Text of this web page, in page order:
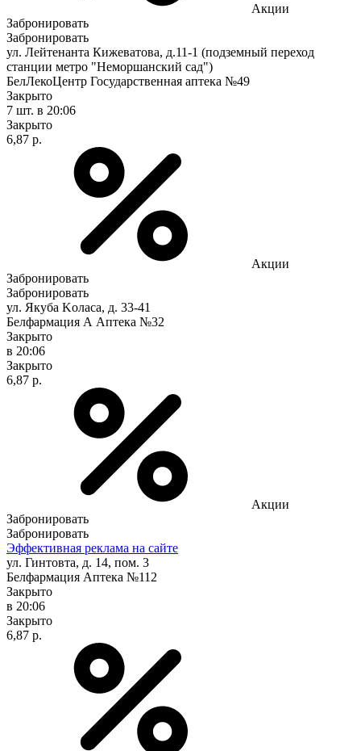
Акции
Забронировать
Забронировать
ул. Лейтенанта Кижеватова, д.11-1 (подземный переход
станции метро "Неморшанский сад")
БелЛекоЦентр Государственная аптека №49
Закрыто
7 шт. в 20:06
Закрыто
6,87 р.
Акции
Забронировать
Забронировать
ул. Якуба Koлaca, д. 33-41
Белфармация А Аптека №32
Закрыто
в 20:06
Закрыто
6,87 р.
Акции
Забронировать
Забронировать
Эффективная реклама на сайте
ул. Гинтовта, д. 14, пом. 3
Белфармация Аптека №112
Закрыто
в 20:06
Закрыто
6,87 р.